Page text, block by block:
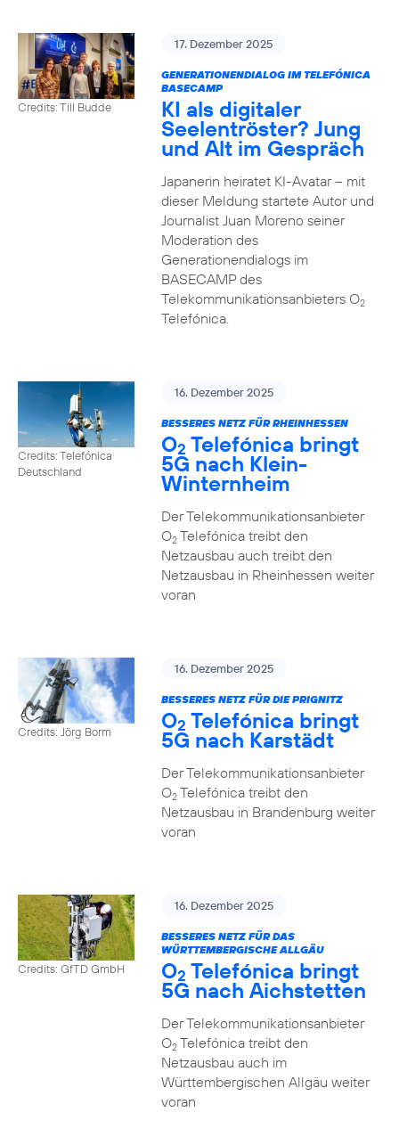
Credits: Till Budde
17. Dezember 2025
GENERATIONENDIALOG IM TELEFÓNICA
BASECAMP
KI als digitaler
Seelentröster? Jung
und Alt im Gespräch
Japanerin heiratet KI-Avatar – mit
dieser Meldung startete Autor und
Journalist Juan Moreno seiner
Moderation des
Generationendialogs im
BASECAMP des
Telekommunikationsanbieters O2
Telefónica.
Credits: Telefónica
Deutschland
16. Dezember 2025
BESSERES NETZ FÜR RHEINHESSEN
O2 Telefónica bringt
5G nach Klein-
Winternheim
Der Telekommunikationsanbieter
O2Telefónica treibt den
Netzausbau auch treibt den
Netzausbau in Rheinhessen weiter
voran
Credits: Jörg Borm
16. Dezember 2025
BESSERES NETZ FÜR DIE PRIGNITZ
O2 Telefónica bringt
5G nach Karstädt
Der Telekommunikationsanbieter
O2Telefónica treibt den
Netzausbau in Brandenburg weiter
voran
Credits: GfTD GmbH
16. Dezember 2025
BESSERES NETZ FÜR DAS
WÜRTTEMBERGISCHE ALLGÄU
O2 Telefónica bringt
5G nach Aichstetten
Der Telekommunikationsanbieter
O2Telefónica treibt den
Netzausbau auch im
Württembergischen Allgäu weiter
voran